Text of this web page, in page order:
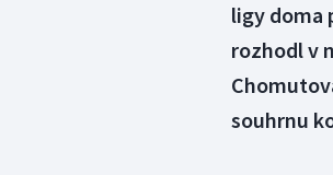
ligy doma
rozhodl v
souhrnu